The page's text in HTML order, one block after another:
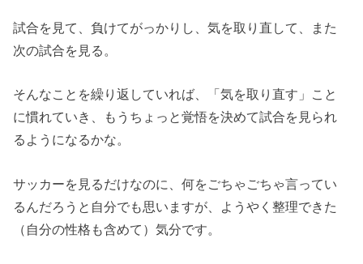
試合を見て、負けてがっかりし、気を取り直して、また
次の試合を見る。
そんなことを繰り返していれば、「気を取り直す」こと
に慣れていき、もうちょっと覚悟を決めて試合を見られ
るようになるかな。
サッカーを見るだけなのに、何をごちゃごちゃ言ってい
るんだろうと自分でも思いますが、ようやく整理できた
（自分の性格も含めて）気分です。